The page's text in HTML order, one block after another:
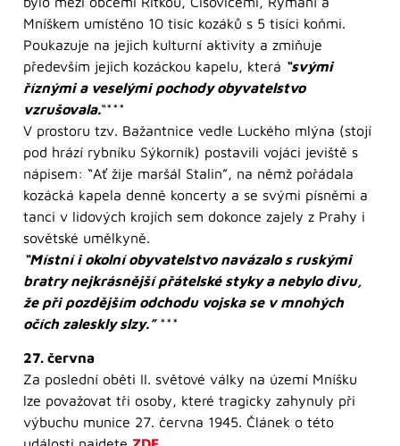
Mníškem umístěno 10 tisíc kozáků s 5 tisíci koňmi.
Poukazuje na jejich kulturní aktivity a zmiňuje
především jejich kozáckou kapelu, která “svými
říznými a veselými pochody obyvatelstvo
vzrušovala.“***
V prostoru tzv. Bažantnice vedle Luckého mlýna (stojí
pod hrází rybníku Sýkorník) postavili vojáci jeviště s
nápisem: “Ať žije maršál Stalin”, na němž pořádala
kozácká kapela denně koncerty a se svými písněmi a
tanci v lidových krojích sem dokonce zajely z Prahy i
sovětské umělkyně.
“Místní i okolní obyvatelstvo navázalo s ruskými
bratry nejkrásnější přátelské styky a nebylo divu,
že při pozdějším odchodu vojska se v mnohých
očích zaleskly slzy.” ***
27. června
Za poslední oběti II. světové války na území Mníšku
lze považovat tři osoby, které tragicky zahynuly při
výbuchu munice 27. června 1945. Článek o této